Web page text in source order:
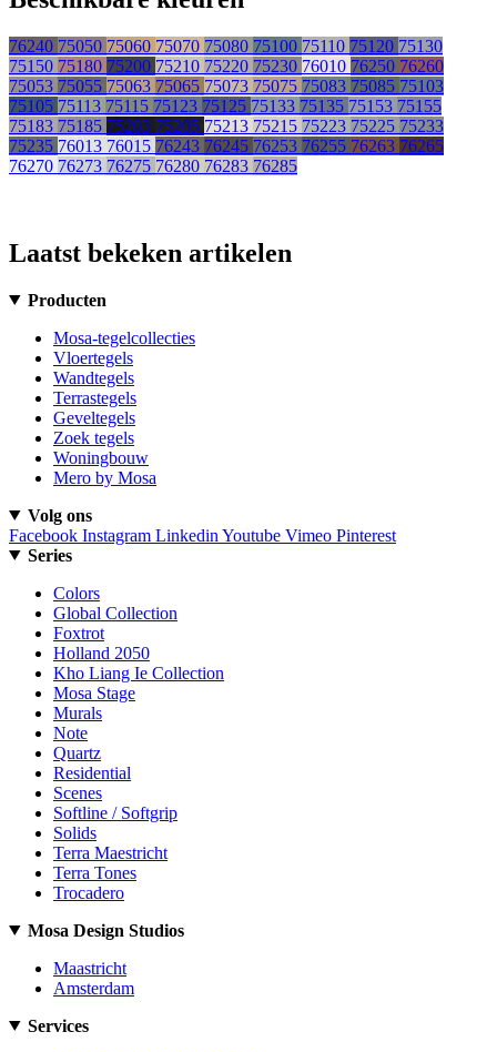
76240 75050 75060 75070 75080 75100 75110 75120 75130
75150 75180 75200 75210 75220 75230 76010 76250 76260
75053 75055 75063 75065 75073 75075 75083 75085 75103
75105 75113 75115 75123 75125 75133 75135 75153 75155
75183 75185 75203 75205 75213 75215 75223 75225 75233
75235 76013 76015 76243 76245 76253 76255 76263 76265
76270 76273 76275 76280 76283 76285
Laatst bekeken artikelen
Producten
Mosa-tegelcollecties
Vloertegels
Wandtegels
Terrastegels
Geveltegels
Zoek tegels
Woningbouw
Mero by Mosa
Volg ons
Facebook Instagram Linkedin Youtube Vimeo Pinterest
Series
Colors
Global Collection
Foxtrot
Holland 2050
Kho Liang Ie Collection
Mosa Stage
Murals
Note
Quartz
Residential
Scenes
Softline / Softgrip
Solids
Terra Maestricht
Terra Tones
Trocadero
Mosa Design Studios
Maastricht
Amsterdam
Services